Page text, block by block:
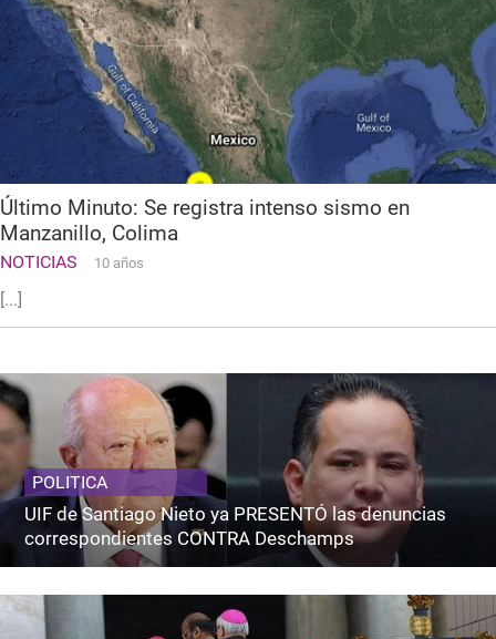
Último Minuto: Se registra intenso sismo en
Manzanillo, Colima
NOTICIAS 10 años
[...]
POLITICA
UIF de Santiago Nieto ya PRESENTÓ las denuncias
correspondientes CONTRA Deschamps